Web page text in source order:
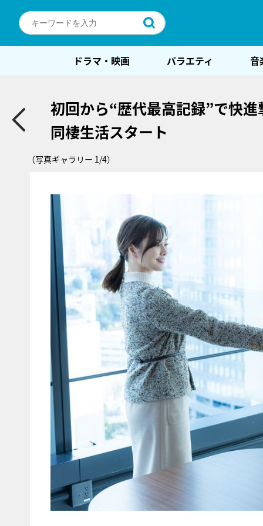
ドラマ・映画 バラエティ 音
初回から“歴代最高記録”で快
同棲生活スタート
（写真ギャラリー 1/4）